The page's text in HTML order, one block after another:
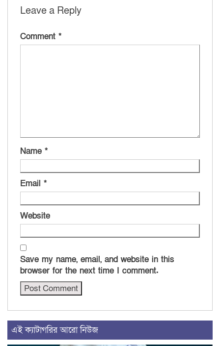
Leave a Reply
Comment *
Name *
Email *
Website
Save my name, email, and website in this
browser for the next time I comment.
এই ক্যাটাগরির আরো নিউজ